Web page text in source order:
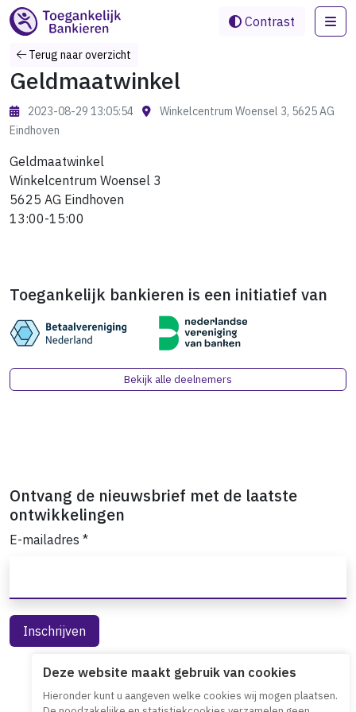
Contrast
Terug naar overzicht
Geldmaatwinkel
2023-08-29 13:05:54
Winkelcentrum Woensel 3, 5625 AG
Eindhoven
Geldmaatwinkel
Winkelcentrum Woensel 3
5625 AG Eindhoven
13:00-15:00
Toegankelijk bankieren is een initiatief van
Bekijk alle deelnemers
Ontvang de nieuwsbrief met de laatste
ontwikkelingen
E-mailadres *
Deze website maakt gebruik van cookies
Hieronder kunt u aangeven welke cookies wij mogen plaatsen.